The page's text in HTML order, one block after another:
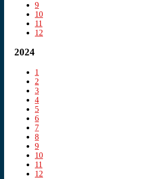
9
10
11
12
2024
1
2
3
4
5
6
7
8
9
10
11
12